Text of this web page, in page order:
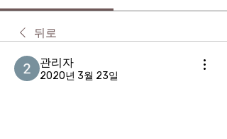
뒤로
관리자
2020년 3월 23일